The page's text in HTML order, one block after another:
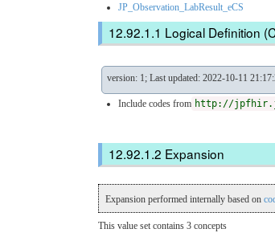
JP_Observation_LabResult_eCS
Logical Definition
version: 1; Last updated: 2022-10-11
Include codes from http://jpfhir.jp/
Expansion
Expansion performed internally based on
This value set contains 3 concepts